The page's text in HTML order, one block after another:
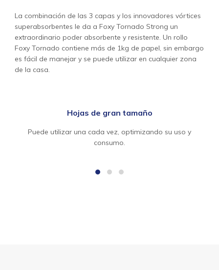
La combinación de las 3 capas y los innovadores vórtices
superabsorbentes le da a Foxy Tornado Strong un
extraordinario poder absorbente y resistente. Un rollo
Foxy Tornado contiene más de 1kg de papel, sin embargo
es fácil de manejar y se puede utilizar en cualquier zona
de la casa.
Hojas de gran tamaño
Puede utilizar una cada vez, optimizando su uso y
consumo.